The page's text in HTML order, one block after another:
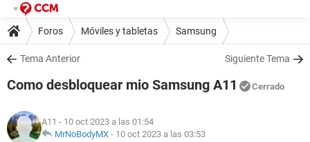
Foros Móviles y tabletas Samsung
Tema Anterior Siguiente Tema
Como desbloquear mio Samsung A11 Cerrado
A11 - 10 oct 2023 a las 01:54
MrNoBodyMX - 10 oct 2023 a las 03:53